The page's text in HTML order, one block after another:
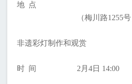
地 点
（梅川路1255号
非遗彩灯制作和观赏
时 间 2月4日 14:00